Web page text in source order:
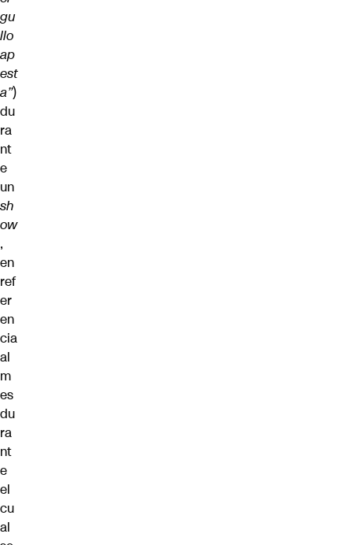
gu
llo
ap
est
a”)
du
ra
nt
e
un
sh
ow
,
en
ref
er
en
cia
al
m
es
du
ra
nt
e
el
cu
al